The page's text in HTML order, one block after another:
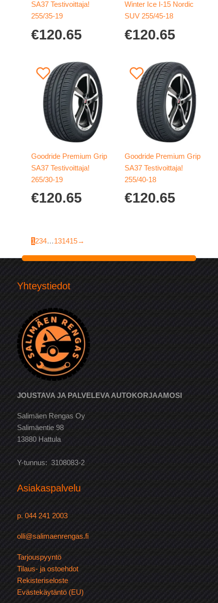
SA37 Testivoittaja!
255/35-19
€120.65
Winter Ice I-15 Nordic
SUV 255/45-18
€120.65
Goodride Premium Grip
SA37 Testivoittaja!
265/30-19
€120.65
Goodride Premium Grip
SA37 Testivoittaja!
255/40-18
€120.65
1234…131415→
Yhteystiedot
JOUSTAVA JA PALVELEVA AUTOKORJAAMOSI
Salimäen Rengas Oy
Salimäentie 98
13880 Hattula
Y-tunnus: 3108083-2
Asiakaspalvelu
p. 044 241 2003
olli@salimaenrengas.fi
Tarjouspyyntö
Tilaus- ja ostoehdot
Rekisteriseloste
Evästekäytäntö (EU)